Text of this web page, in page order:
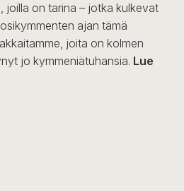
joilla on tarina – jotka kulkevat
ajan tämä
joita on kolmen
jo kymmeniätuhansia. Lue